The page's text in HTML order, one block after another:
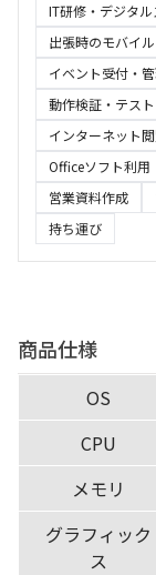
IT研修・デジタ
出張時のモバイ
イベント受付・
動作検証・テス
インターネット
Officeソフト利用
営業資料作成
持ち運び
商品仕様
OS
CPU
メモリ
グラフィック
ス